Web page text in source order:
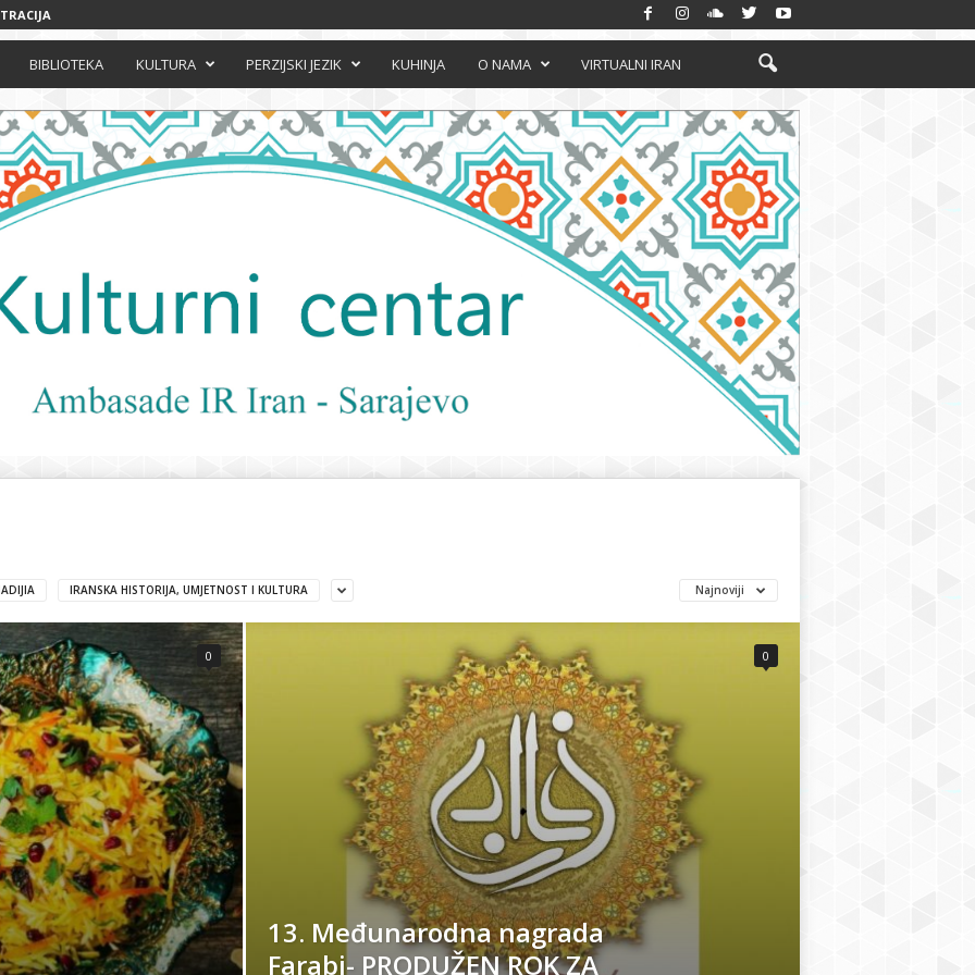
BIBLIOTEKA KULTURA PERZIJSKI JEZIK KUHINJA O NAMA VIRTUALNI IRAN
IRANSKA HISTORIJA, UMJETNOST I KULTURA Najnoviji
0
13. Međunarodna nagrada
Farabi- PRODUŽEN ROK ZA
0